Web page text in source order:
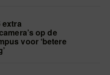
extra
op de
voor ‘betere